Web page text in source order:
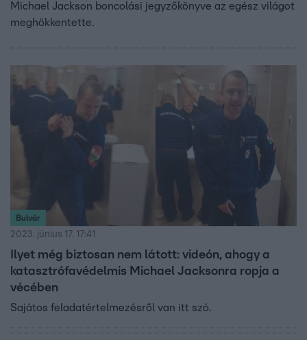
Michael Jackson boncolási jegyzőkönyve az egész világot
meghökkentette.
Bulvár
2023. június 17. 17:41
Ilyet még biztosan nem látott: videón, ahogy a
katasztrófavédelmis Michael Jacksonra ropja a
vécében
Sajátos feladatértelmezésről van itt szó.